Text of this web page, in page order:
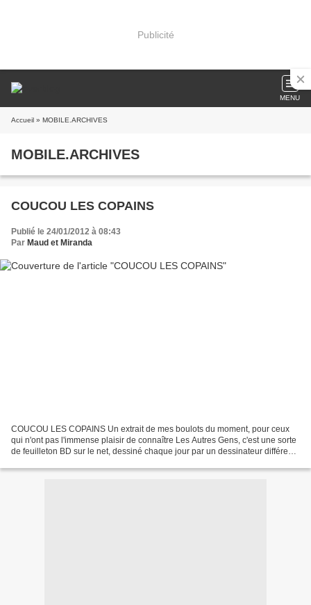
Publicité
MENU
Accueil » MOBILE.ARCHIVES
MOBILE.ARCHIVES
COUCOU LES COPAINS
Publié le 24/01/2012 à 08:43
Par Maud et Miranda
COUCOU LES COPAINS Un extrait de mes boulots du moment, pour ceux
qui n'ont pas l'immense plaisir de connaître Les Autres Gens, c'est une sorte
de feuilleton BD sur le net, dessiné chaque jour par un dessinateur différent